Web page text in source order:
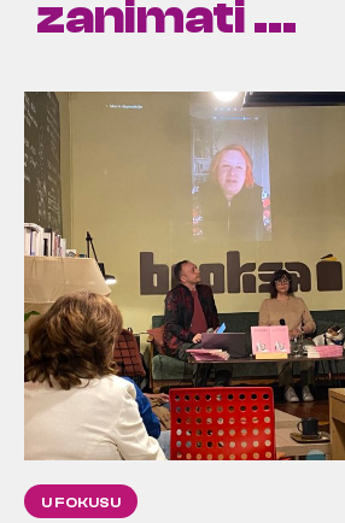
zanimati ...
U FOKUSU